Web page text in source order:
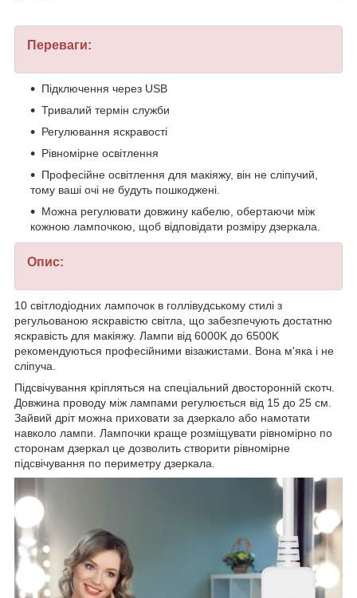
Переваги:
Підключення через USB
Тривалий термін служби
Регулювання яскравості
Рівномірне освітлення
Професійне освітлення для макіяжу, він не сліпучий,
тому ваші очі не будуть пошкоджені.
Можна регулювати довжину кабелю, обертаючи між
кожною лампочкою, щоб відповідати розміру дзеркала.
Опис:
10 світлодіодних лампочок в голлівудському стилі з
регульованою яскравістю світла, що забезпечують достатню
яскравість для макіяжу. Лампи від 6000K до 6500K
рекомендуються професійними візажистами. Вона м'яка і не
сліпуча.
Підсвічування кріпляться на спеціальний двосторонній скотч.
Довжина проводу між лампами регулюється від 15 до 25 см.
Зайвий дріт можна приховати за дзеркало або намотати
навколо лампи. Лампочки краще розміщувати рівномірно по
сторонам дзеркал це дозволить створити рівномірне
підсвічування по периметру дзеркала.